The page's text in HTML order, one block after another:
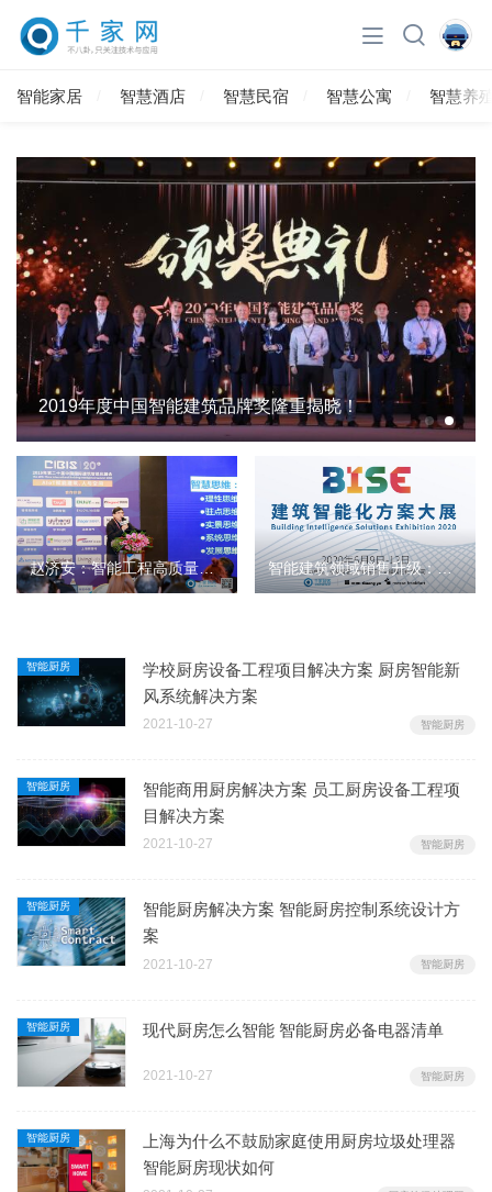
智能家居 智慧酒店 智慧民宿 智慧公寓 智慧养
2019年度中国智能建筑品牌奖隆重揭晓！
赵济安：智能工程高质量提升持续的若干明示和探讨 智能建筑领域销售升级：从卖产品到卖方案
智能厨房
学校厨房设备工程项目解决方案 厨房智能新
风系统解决方案
2021-10-27 智能厨房
智能厨房
智能商用厨房解决方案 员工厨房设备工程项
目解决方案
2021-10-27 智能厨房
智能厨房
智能厨房解决方案 智能厨房控制系统设计方
案
2021-10-27 智能厨房
智能厨房 现代厨房怎么智能 智能厨房必备电器清单
2021-10-27 智能厨房
智能厨房
上海为什么不鼓励家庭使用厨房垃圾处理器
智能厨房现状如何